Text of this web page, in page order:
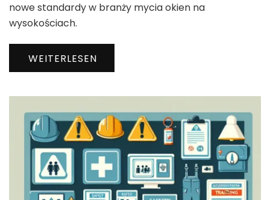
nowe standardy w branży mycia okien na
wysokościach.
WEITERLESEN